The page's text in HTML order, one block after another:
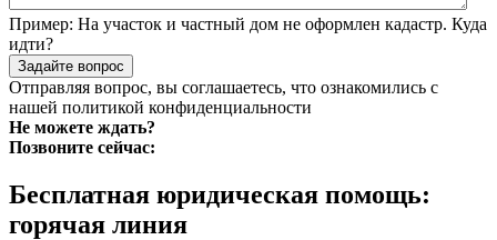
Пример: На участок и частный дом не оформлен кадастр. Куда
идти?
Задайте вопрос
Отправляя вопрос, вы соглашаетесь, что ознакомились с
нашей политикой конфиденциальности
Не можете ждать?
Позвоните сейчас:
Бесплатная юридическая помощь:
горячая линия